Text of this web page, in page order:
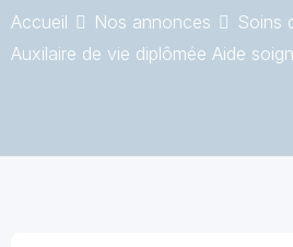
Accueil Nos annonces Soins
Auxilaire de vie diplômée Aide